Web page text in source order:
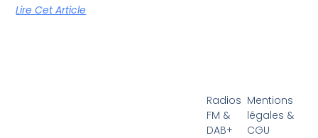
Lire Cet Article
Radios
FM &
DAB+
Mentions
légales &
CGU